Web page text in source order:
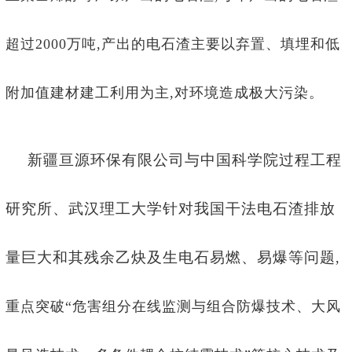
超过2000万吨,产出的电石渣主要以弃置、填埋和低
附加值建材建工利用为主,对环境造成极大污染。
新疆亘源环保有限公司与中国科学院过程工程
研究所、武汉理工大学针对我国干法电石渣排放
量巨大和其残余乙炔及生电石易燃、易爆等问题,
重点突破“危害组分在线监测与组合防爆技术、大风